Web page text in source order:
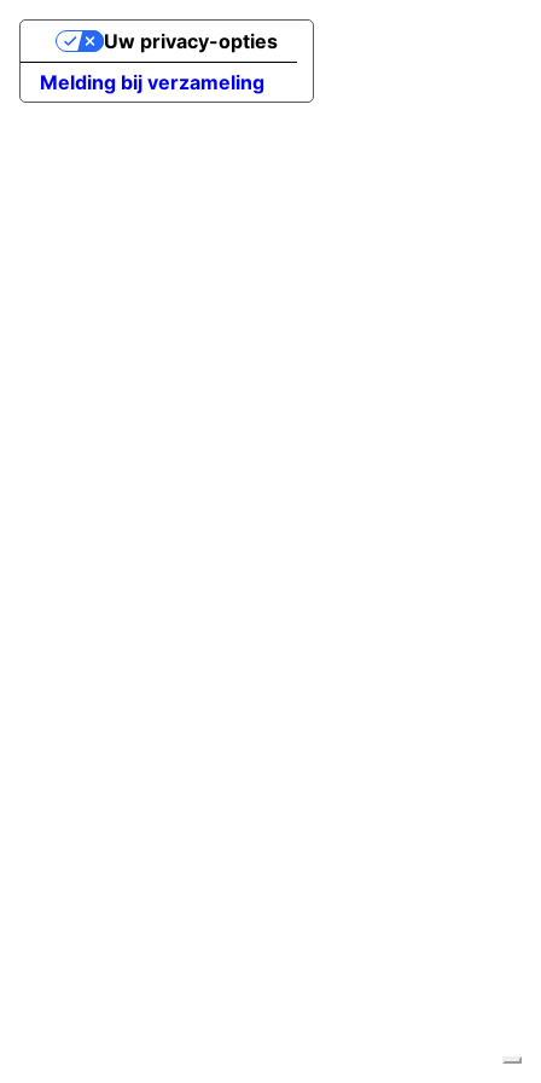
Melding bij verzameling
Uw privacy-opties